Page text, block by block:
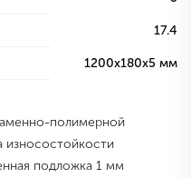
17.4
1200х180х5 мм
полимерной
износостойкости
подложка 1 мм